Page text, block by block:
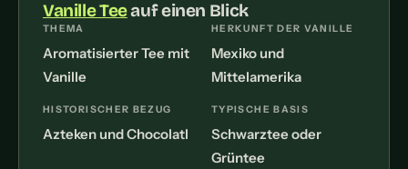
Vanille Teeauf einen Blick
THEMA
Aromatisierter Tee mit
Vanille
HERKUNFT DER VANILLE
Mexiko und
Mittelamerika
HISTORISCHER BEZUG
Azteken und Chocolatl
TYPISCHE BASIS
Schwarztee oder
Grüntee